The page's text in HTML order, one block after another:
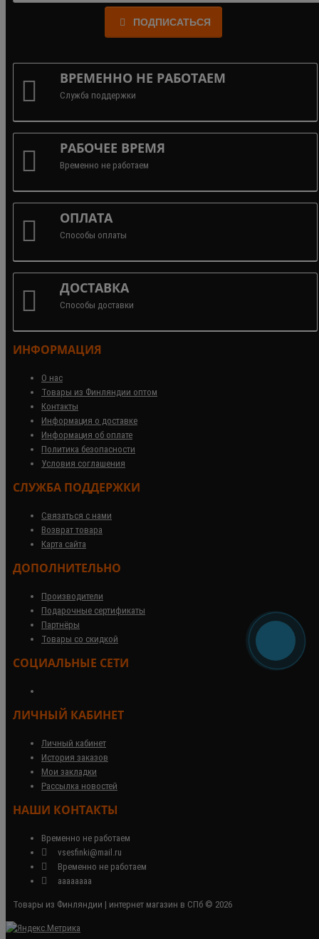
ПОДПИСАТЬСЯ
ВРЕМЕННО НЕ РАБОТАЕМ
Служба поддержки
РАБОЧЕЕ ВРЕМЯ
Временно не работаем
ОПЛАТА
Способы оплаты
ДОСТАВКА
Способы доставки
ИНФОРМАЦИЯ
О нас
Товары из Финляндии оптом
Контакты
Информация о доставке
Информация об оплате
Политика безопасности
Условия соглашения
СЛУЖБА ПОДДЕРЖКИ
Связаться с нами
Возврат товара
Карта сайта
ДОПОЛНИТЕЛЬНО
Производители
Подарочные сертификаты
Партнёры
Товары со скидкой
СОЦИАЛЬНЫЕ СЕТИ
ЛИЧНЫЙ КАБИНЕТ
Личный кабинет
История заказов
Мои закладки
Рассылка новостей
НАШИ КОНТАКТЫ
Временно не работаем
vsesfinki@mail.ru
Временно не работаем
аааааааа
Товары из Финляндии | интернет магазин в СПб © 2026